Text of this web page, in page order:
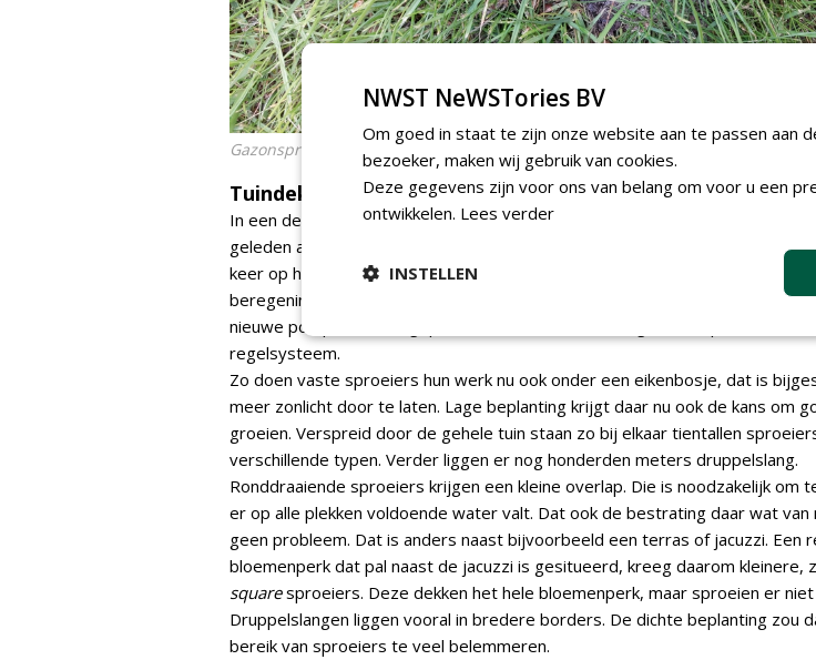
Gazonsproeier in ruststand
Tuindekkend
In een deel van de bezochte Wassenaarse tuin heeft G. van der Holst een
geleden al beregening aangelegd. In combinatie met andere
keer op het programma staan, zoals de aanleg van beplanting en
beregening nu uitgebreid tot een volledig tuindekkend systeem. Hiervoor is
nieuwe pompinstallatie geplaatst, en er kwam een uitgekiend op afstand
regelsysteem.
Zo doen vaste sproeiers hun werk nu ook onder een eikenbosje, dat is
meer zonlicht door te laten. Lage beplanting krijgt daar nu ook de kans om
groeien. Verspreid door de gehele tuin staan zo bij elkaar tientallen
verschillende typen. Verder liggen er nog honderden meters druppelslang.
Ronddraaiende sproeiers krijgen een kleine overlap. Die is noodzakelijk om
er op alle plekken voldoende water valt. Dat ook de bestrating daar wat van
geen probleem. Dat is anders naast bijvoorbeeld een terras of jacuzzi. Een
bloemenperk dat pal naast de jacuzzi is gesitueerd, kreeg daarom kleinere,
squaresproeiers. Deze dekken het hele bloemenperk, maar sproeien er niet
Druppelslangen liggen vooral in bredere borders. De dichte beplanting zou
bereik van sproeiers te veel belemmeren.
NWST NeWSTories BV
Om goed in staat te zijn onze website aan te passen aan
bezoeker, maken wij gebruik van cookies.
Deze gegevens zijn voor ons van belang om voor u een
ontwikkelen. Lees verder
INSTELLEN